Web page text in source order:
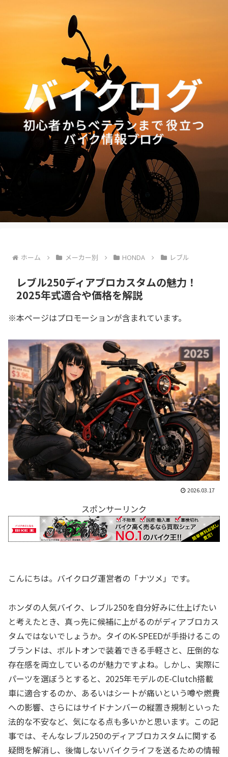
ホーム メーカー別 HONDA レブル
レブル250ディアブロカスタムの魅力！
2025年式適合や価格を解説
※本ページはプロモーションが含まれています。
2026.03.17
スポンサーリンク
こんにちは。バイクログ運営者の「ナツメ」です。
ホンダの人気バイク、レブル250を自分好みに仕上げたい
と考えたとき、真っ先に候補に上がるのがディアブロカス
タムではないでしょうか。タイのK-SPEEDが手掛けるこの
ブランドは、ボルトオンで装着できる手軽さと、圧倒的な
存在感を両立しているのが魅力ですよね。しかし、実際に
パーツを選ぼうとすると、2025年モデルのE-Clutch搭載
車に適合するのか、あるいはシートが痛いという噂や燃費
への影響、さらにはサイドナンバーの縦置き規制といった
法的な不安など、気になる点も多いかと思います。この記
事では、そんなレブル250のディアブロカスタムに関する
疑問を解消し、後悔しないバイクライフを送るための情報